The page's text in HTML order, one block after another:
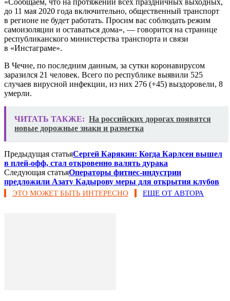
до 11 мая 2020 года включительно, общественный транспорт
в регионе не будет работать. Просим вас соблюдать режим
самоизоляции и оставаться дома», — говорится на странице
республиканского министерства транспорта и связи
в «Инстаграме».
В Чечне, по последним данным, за сутки коронавирусом
заразился 21 человек. Всего по республике выявили 525
случаев вирусной инфекции, из них 276 (+45) выздоровели, 8
умерли.
ЧИТАТЬ ТАКЖЕ: На российских дорогах появятся
новые дорожные знаки и разметка​
Предыдущая статьяСергей Карякин: Когда Карлсен вышел
в плей-офф, стал откровенно валять дурака
Следующая статьяОператоры фитнес-индустрии
предложили Азату Кадырову меры для открытия клубов
ЭТО МОЖЕТ БЫТЬ ИНТЕРЕСНО ЕЩЕ ОТ АВТОРА